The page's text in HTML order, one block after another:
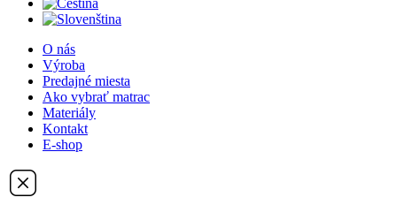
O nás
Výroba
Predajné miesta
Ako vybrať matrac
Materiály
Kontakt
E-shop